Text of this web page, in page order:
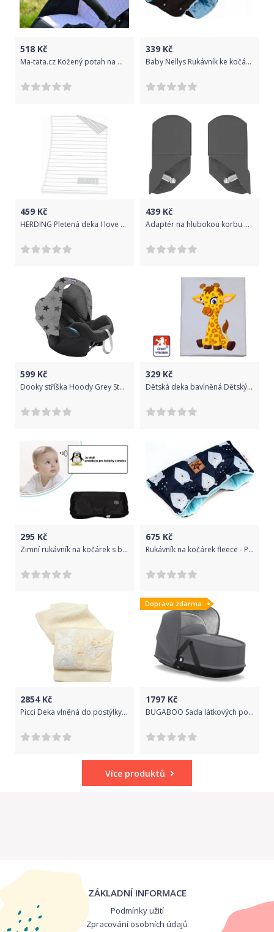
518 Kč
Ma-tata.cz Kožený potah na madlo kočárku - dítě Značka kočárku: Easywalker, Barva: hnědá, Model kočárku: Harvey 2
339 Kč
Baby Nellys Rukávník ke kočárku DUO minky - modrá/černá
459 Kč
HERDING Pletená deka I love you Bio Bavlna Bio Bavlna, 75/100 cm
439 Kč
Adaptér na hlubokou korbu Babystyle Oyester 3/ Zero
599 Kč
Dooky stříška Hoody Grey Stars
329 Kč
Dětská deka bavlněná Dětský svět roztomilá žlutá žirafka
295 Kč
Zimní rukávník na kočárek s brzdou Dětský svět LUX černá/černá
675 Kč
Rukávník na kočárek fleece - PREMIUM winter bear granátový s tyrkysovou - BabyNellys
2854Kč
Picci Deka vlněná do postýlky/kočárku, ALINA
Doprava zdarma
1797 Kč
BUGABOO Sada látkových potahů na korbu Bee5 Grey Melange 2018
Více produktů
ZÁKLADNÍ INFORMACE
Podmínky užití
Zpracování osobních údajů